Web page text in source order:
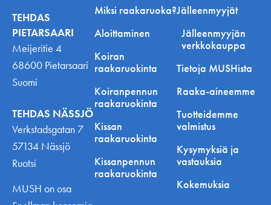
TEHDAS
PIETARSAARI
Meijeritie 4
68600 Pietarsaari
Suomi
TEHDAS NÄSSJÖ
Verkstadsgatan 7
57134 Nässjö
Ruotsi
MUSH on osa
Miksi raakaruoka?
Aloittaminen
Koiran
raakaruokinta
Koiranpennun
raakaruokinta
Kissan
raakaruokinta
Kissanpennun
raakaruokinta
Jälleenmyyjät
Jälleenmyyjän
verkkokauppa
Tietoja MUSHista
Raaka-aineemme
Tuotteidemme
valmistus
Kysymyksiä ja
vastauksia
Kokemuksia